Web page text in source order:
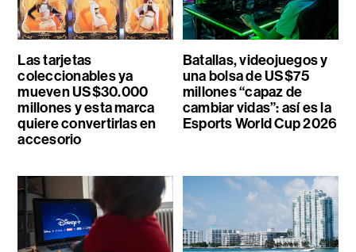
Las tarjetas
coleccionables ya
mueven US$30.000
millones y esta marca
quiere convertirlas en
accesorio
Batallas, videojuegos y
una bolsa de US$75
millones “capaz de
cambiar vidas”: así es la
Esports World Cup 2026